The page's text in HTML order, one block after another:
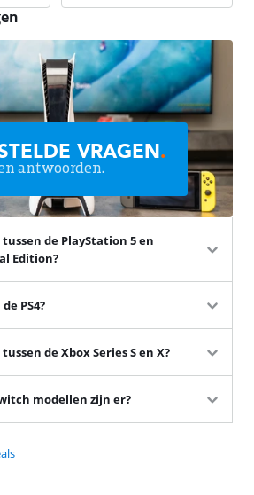
de PlayStation 5 en
Edition?
PS4?
de Xbox Series S en X?
modellen zijn er?
VRAGEN.
antwoorden.